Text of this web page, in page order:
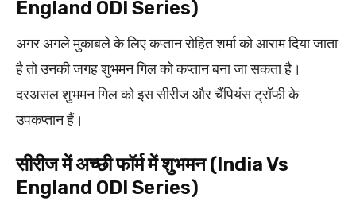
England ODI Series)
अगर अगले मुकाबले के लिए कप्तान रोहित शर्मा को आराम दिया जाता
है तो उनकी जगह शुभमन गिल को कप्तान बना जा सकता है।
दरअसल शुभमन गिल को इस सीरीज और चैंपियंस ट्रॉफी के
उपकप्तान हैं।
सीरीज में अच्छी फॉर्म में शुभमन (India Vs
England ODI Series)